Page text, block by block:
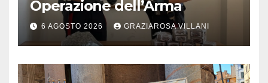
Operazione dell’Arma
6 AGOSTO 2026 GRAZIAROSA VILLANI